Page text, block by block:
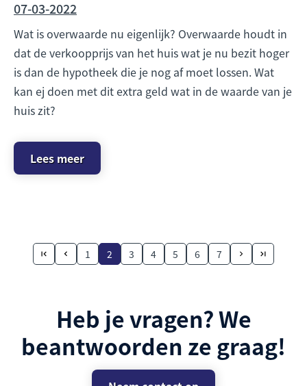
07-03-2022
Wat is overwaarde nu eigenlijk? Overwaarde houdt in
dat de verkoopprijs van het huis wat je nu bezit hoger
is dan de hypotheek die je nog af moet lossen. Wat
kan ej doen met dit extra geld wat in de waarde van je
huis zit?
Lees meer
1 2 3 4 5 6 7
Heb je vragen? We
beantwoorden ze graag!